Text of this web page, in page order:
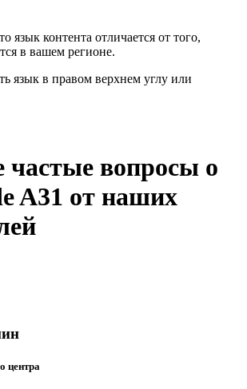
контента отличается от того,
в вашем регионе.
язык в правом верхнем углу или
частые вопросы о
A31 от наших
центра